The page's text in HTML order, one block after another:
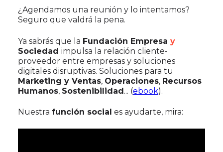
¿Agendamos una reunión y lo intentamos?
Seguro que valdrá la pena.
Ya sabrás que la Fundación Empresa y
Sociedad impulsa la relación cliente-
proveedor entre empresas y soluciones
digitales disruptivas. Soluciones para tu
Marketing y Ventas, Operaciones, Recursos
Humanos, Sostenibilidad... (ebook).
Nuestra función social es ayudarte, mira: